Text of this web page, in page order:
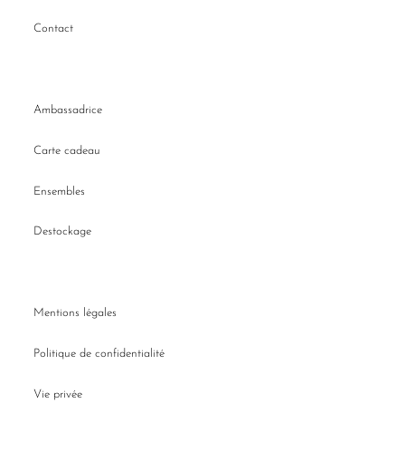
Contact
Ambassadrice
Carte cadeau
Ensembles
Destockage
Mentions légales
Politique de confidentialité
Vie privée